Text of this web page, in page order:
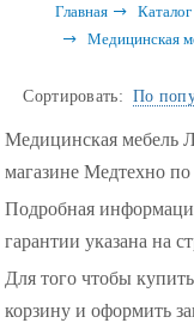
Главная Каталог
Медицинская
Сортировать: По
Медицинская мебель
магазине Медтехно
Подробная
гарантии указана на
Для того чтобы
корзину и оформить